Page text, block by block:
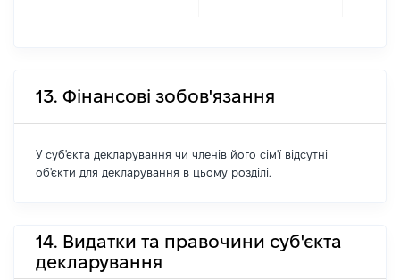
13. Фінансові зобов'язання
У суб'єкта декларування чи членів його сім'ї відсутні
об'єкти для декларування в цьому розділі.
14. Видатки та правочини суб'єкта
декларування